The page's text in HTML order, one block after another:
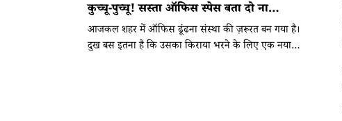
कुच्चू-पुच्चू! सस्ता ऑफिस स्पेस बता दो ना…
आजकल शहर में ऑफिस ढूंढना संस्था की ज़रूरत बन गया है।
दुख बस इतना है कि उसका किराया भरने के लिए एक नया